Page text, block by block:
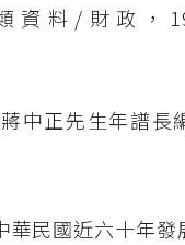
資料/財政，
中正先生年譜長
華民國近六十年發